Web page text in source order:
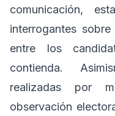
comunicación,
interrogantes
entre los
contienda.
realizadas por
observación